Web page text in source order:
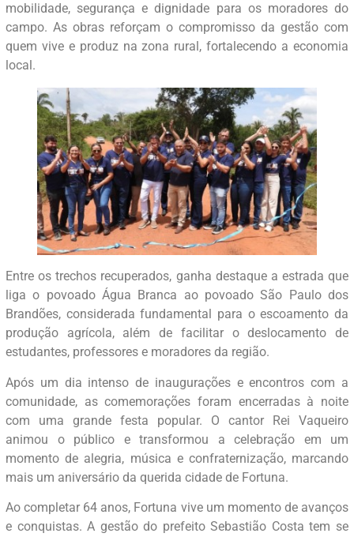
mobilidade, segurança e dignidade para os moradores do
campo. As obras reforçam o compromisso da gestão com
quem vive e produz na zona rural, fortalecendo a economia
local.
Entre os trechos recuperados, ganha destaque a estrada que
liga o povoado Água Branca ao povoado São Paulo dos
Brandões, considerada fundamental para o escoamento da
produção agrícola, além de facilitar o deslocamento de
estudantes, professores e moradores da região.
Após um dia intenso de inaugurações e encontros com a
comunidade, as comemorações foram encerradas à noite
com uma grande festa popular. O cantor Rei Vaqueiro
animou o público e transformou a celebração em um
momento de alegria, música e confraternização, marcando
mais um aniversário da querida cidade de Fortuna.
Ao completar 64 anos, Fortuna vive um momento de avanços
e conquistas. A gestão do prefeito Sebastião Costa tem se